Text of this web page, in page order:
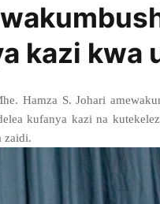
kazi kwa
Hamza S. Johari
kufanya kazi na
zaidi.